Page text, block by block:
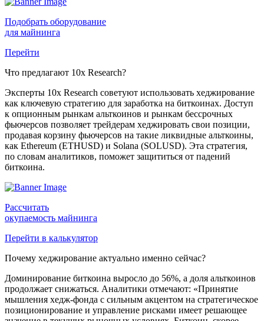
Подобрать оборудование
для майнинга
Перейти
Что предлагают 10x Research?
Эксперты 10x Research советуют использовать хеджирование
как ключевую стратегию для заработка на биткоинах. Доступ
к опционным рынкам альткоинов и рынкам бессрочных
фьючерсов позволяет трейдерам хеджировать свои позиции,
продавая корзину фьючерсов на такие ликвидные альткоины,
как Ethereum (ETHUSD) и Solana (SOLUSD). Эта стратегия,
по словам аналитиков, поможет защититься от падений
биткоина.
Рассчитать
окупаемость майнинга
Перейти в калькулятор
Почему хеджирование актуально именно сейчас?
Доминирование биткоина выросло до 56%, а доля альткоинов
продолжает снижаться. Аналитики отмечают: «Принятие
мышления хедж-фонда с сильным акцентом на стратегическое
позиционирование и управление рисками имеет решающее